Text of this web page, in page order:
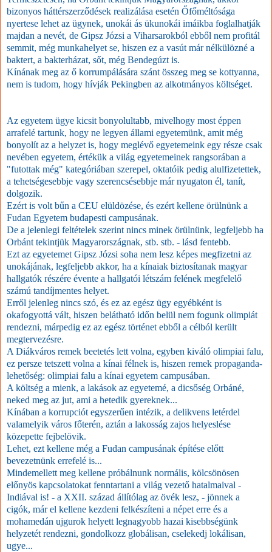
bizonyos háttérszerződések realizálása esetén Őfőméltósága
nyertese lehet az ügynek, unokái ás ükunokái imáikba foglalhatják
majdan a nevét, de Gipsz Józsi a Viharsarokból ebből nem profitál
semmit, még munkahelyet se, hiszen ez a vasút már nélkülözné a
baktert, a bakterházat, sőt, még Bendegúzt is.
Kínának meg az ő korrumpálására szánt összeg meg se kottyanna,
nem is tudom, hogy hívják Pekingben az alkotmányos költséget.
Az egyetem ügye kicsit bonyolultabb, mivelhogy most éppen
arrafelé tartunk, hogy ne legyen állami egyetemünk, amit még
bonyolít az a helyzet is, hogy meglévő egyetemeink egy része csak
nevében egyetem, értékük a világ egyetemeinek rangsorában a
"futottak még" kategóriában szerepel, oktatóik pedig alulfizetettek,
a tehetségesebbje vagy szerencsésebbje már nyugaton él, tanít,
dolgozik.
Ezért is volt bűn a CEU elüldözése, és ezért kellene örülnünk a
Fudan Egyetem budapesti campusának.
De a jelenlegi feltételek szerint nincs minek örülnünk, legfeljebb ha
Orbánt tekintjük Magyarországnak, stb. stb. - lásd fentebb.
Ezt az egyetemet Gipsz Józsi soha nem lesz képes megfizetni az
unokájának, legfeljebb akkor, ha a kínaiak biztosítanak magyar
hallgatók részére évente a hallgatói létszám felének megfelelő
számú tandíjmentes helyet.
Erről jelenleg nincs szó, és ez az egész ügy egyébként is
okafogyottá vált, hiszen belátható időn belül nem fogunk olimpiát
rendezni, márpedig ez az egész történet ebből a célból került
megtervezésre.
A Diákváros remek beetetés lett volna, egyben kiváló olimpiai falu,
ez persze tetszett volna a kínai félnek is, hiszen remek propaganda-
lehetőség: olimpiai falu a kínai egyetem campusában.
A költség a mienk, a lakások az egyetemé, a dicsőség Orbáné,
neked meg az jut, ami a hetedik gyereknek...
Kínában a korrupciót egyszerűen intézik, a delikvens letérdel
valamelyik város főterén, aztán a lakosság zajos helyeslése
közepette fejbelövik.
Lehet, ezt kellene még a Fudan campusának építése előtt
bevezetnünk errefelé is...
Mindemellett meg kellene próbálnunk normális, kölcsönösen
előnyös kapcsolatokat fenntartani a világ vezető hatalmaival -
Indiával is! - a XXII. század állítólag az övék lesz, - jönnek a
cigók, már el kellene kezdeni felkészíteni a népet erre és a
mohamedán ujgurok helyett legnagyobb hazai kisebbségünk
helyzetét rendezni, gondolkozz globálisan, cselekedj lokálisan,
ugye...